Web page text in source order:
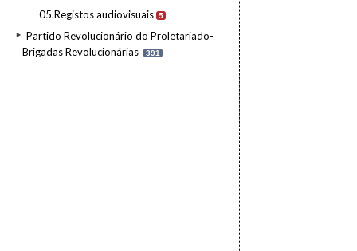
05.Registos audiovisuais 5
Partido Revolucionário do Proletariado-
Brigadas Revolucionárias
391